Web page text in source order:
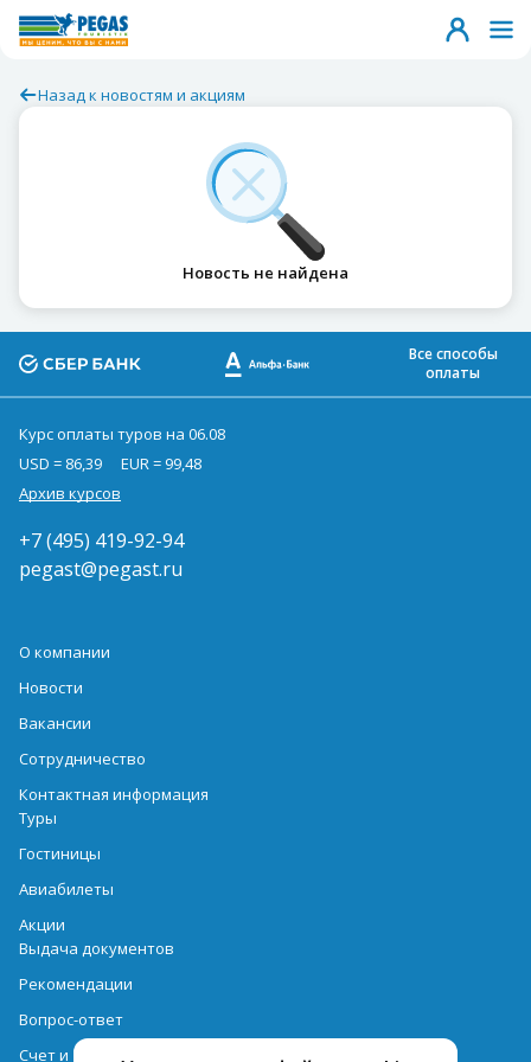
Назад к новостям и акциям
Новость не найдена
Все способы
оплаты
Курс оплаты туров на 06.08
USD = 86,39
EUR = 99,48
Архив курсов
+7 (495) 419-92-94
pegast@pegast.ru
О компании
Новости
Вакансии
Сотрудничество
Контактная информация
Туры
Гостиницы
Авиабилеты
Акции
Выдача документов
Рекомендации
Вопрос-ответ
Счет и оплата